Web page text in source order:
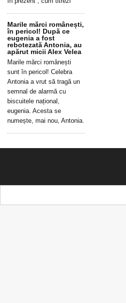
Marile mărci românești,
în pericol! După ce
eugenia a fost
rebotezată Antonia, au
apărut micii Alex Velea
Marile mărci românești
sunt în pericol! Celebra
Antonia a vrut să tragă un
semnal de alarmă cu
biscuitele național,
eugenia. Acesta se
numește, mai nou, Antonia.